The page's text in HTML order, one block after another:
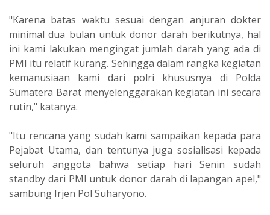
"Karena batas waktu sesuai dengan anjuran dokter
minimal dua bulan untuk donor darah berikutnya, hal
ini kami lakukan mengingat jumlah darah yang ada di
PMI itu relatif kurang. Sehingga dalam rangka kegiatan
kemanusiaan kami dari polri khususnya di Polda
Sumatera Barat menyelenggarakan kegiatan ini secara
rutin," katanya.
"Itu rencana yang sudah kami sampaikan kepada para
Pejabat Utama, dan tentunya juga sosialisasi kepada
seluruh anggota bahwa setiap hari Senin sudah
standby dari PMI untuk donor darah di lapangan apel,"
sambung Irjen Pol Suharyono.